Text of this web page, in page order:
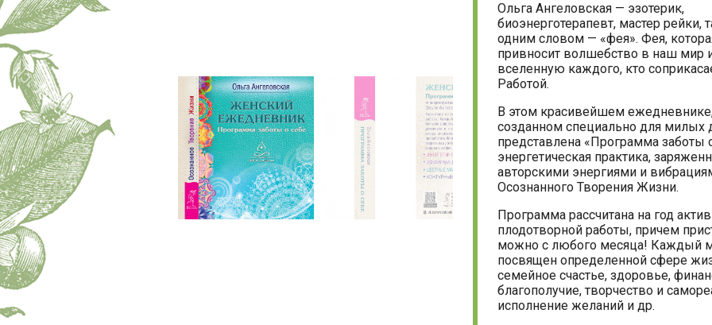
Ольга Ангеловская — эзотерик,
биоэнерготерапевт, мастер рейки,
одним словом — «фея». Фея,
привносит волшебство в наш мир
вселенную каждого, кто
Работой.
В этом красивейшем
созданном специально для милых
представлена «Программа заботы
энергетическая практика,
авторскими энергиями и
Осознанного Творения Жизни.
Программа рассчитана на год
плодотворной работы, причем
можно с любого месяца! Каждый
посвящен определенной сфере
семейное счастье, здоровье,
благополучие, творчество и
исполнение желаний и др.